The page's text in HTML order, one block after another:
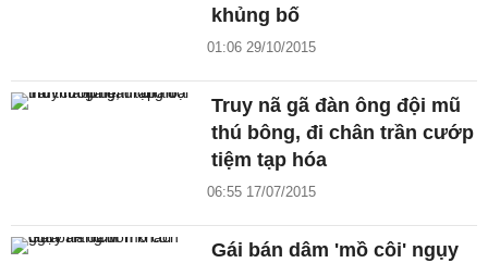
khủng bố
01:06 29/10/2015
Truy nã gã đàn ông đội mũ
thú bông, đi chân trần cướp
tiệm tạp hóa
06:55 17/07/2015
Gái bán dâm 'mồ côi' ngụy